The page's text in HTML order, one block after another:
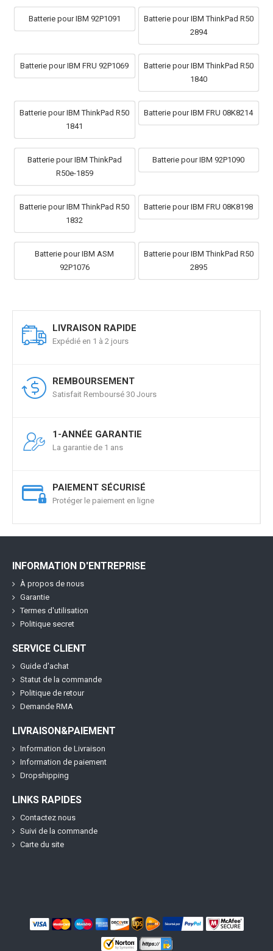
Batterie pour IBM 92P1091
Batterie pour IBM ThinkPad R50
2894
Batterie pour IBM FRU 92P1069
Batterie pour IBM ThinkPad R50
1840
Batterie pour IBM ThinkPad R50
1841
Batterie pour IBM FRU 08K8214
Batterie pour IBM ThinkPad
R50e-1859
Batterie pour IBM 92P1090
Batterie pour IBM ThinkPad R50
1832
Batterie pour IBM FRU 08K8198
Batterie pour IBM ASM
92P1076
Batterie pour IBM ThinkPad R50
2895
LIVRAISON RAPIDE
Expédié en 1 à 2 jours
REMBOURSEMENT
Satisfait Remboursé 30 Jours
1-ANNÉE GARANTIE
La garantie de 1 ans
PAIEMENT SÉCURISÉ
Protéger le paiement en ligne
INFORMATION D'ENTREPRISE
À propos de nous
Garantie
Termes d'utilisation
Politique secret
SERVICE CLIENT
Guide d'achat
Statut de la commande
Politique de retour
Demande RMA
LIVRAISON&PAIEMENT
Information de Livraison
Information de paiement
Dropshipping
LINKS RAPIDES
Contactez nous
Suivi de la commande
Carte du site